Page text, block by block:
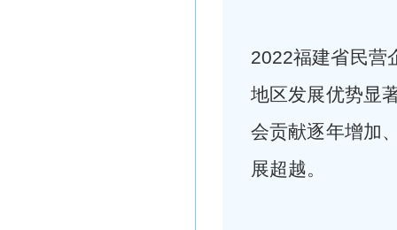
2022福建省民营
地区发展优势显
会贡献逐年增加
展超越。